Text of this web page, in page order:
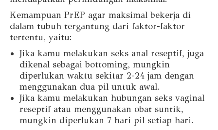
Kemampuan PrEP agar maksimal bekerja di
dalam tubuh tergantung dari faktor-faktor
tertentu, yaitu:
Jika kamu melakukan seks anal reseptif, juga
dikenal sebagai bottoming, mungkin
diperlukan waktu sekitar 2-24 jam dengan
menggunakan dua pil untuk awal.
Jika kamu melakukan hubungan seks vaginal
reseptif atau menggunakan obat suntik,
mungkin diperlukan 7 hari pil setiap hari.